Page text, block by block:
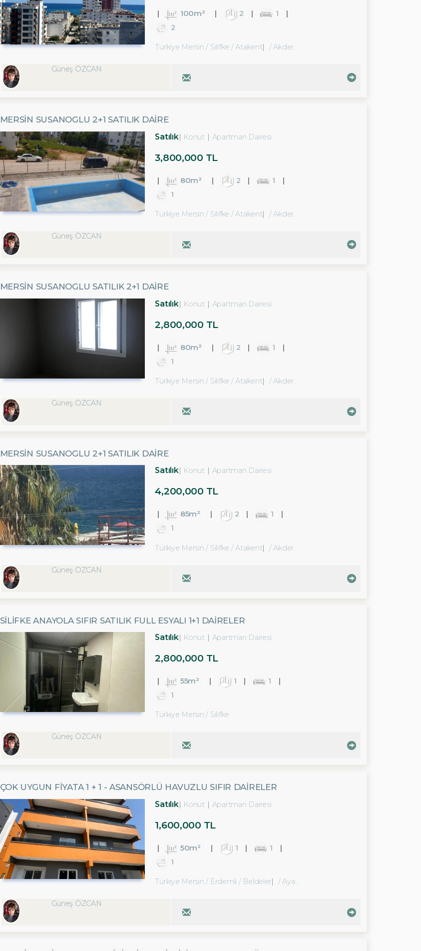
100m² 2
1
2
Türkiye Mersin / Silifke / Atakent / Akdere Bld.
Güneş ÖZCAN
MERSİN SUSANOGLU 2+1 SATILIK DAİRE
Satılık Konut Apartman Dairesi
3,800,000 TL
80m² 2
1
1
Türkiye Mersin / Silifke / Atakent / Akdere Bld.
Güneş ÖZCAN
MERSİN SUSANOGLU SATILIK 2+1 DAİRE
Satılık Konut Apartman Dairesi
2,800,000 TL
80m² 2
1
1
Türkiye Mersin / Silifke / Atakent / Akdere Bld.
Güneş ÖZCAN
MERSİN SUSANOGLU 2+1 SATILIK DAİRE
Satılık Konut Apartman Dairesi
4,200,000 TL
85m² 2
1
1
Türkiye Mersin / Silifke / Atakent / Akdere Bld.
Güneş ÖZCAN
SİLİFKE ANAYOLA SIFIR SATILIK FULL ESYALI 1+1 DAİRELER
Satılık Konut Apartman Dairesi
2,800,000 TL
55m² 1
1
1
Türkiye Mersin / Silifke
Güneş ÖZCAN
ÇOK UYGUN FİYATA 1 + 1 - ASANSÖRLÜ HAVUZLU SIFIR DAİRELER
Satılık Konut Apartman Dairesi
1,600,000 TL
50m² 1
1
1
Türkiye Mersin / Erdemli / Beldeler / Ayaş Bld. (Çanakçı Mah.)
Güneş ÖZCAN